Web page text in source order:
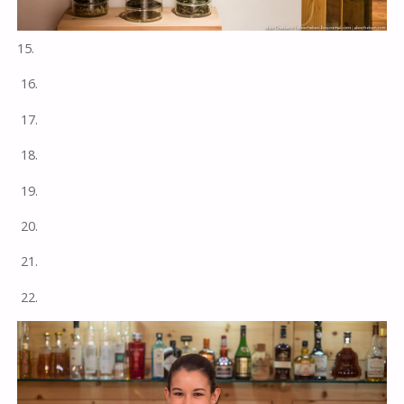
15.
16.
17.
18.
19.
20.
21.
22.